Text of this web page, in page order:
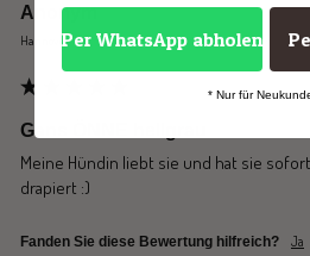
Anonym
Hannover, DE
Gans ÖNNE hellgrau
Meine Hündin liebt sie und hat sie
drapiert :)
Fanden Sie diese Bewertung hilfreich? Ja
Per WhatsApp abholen
* Nur für